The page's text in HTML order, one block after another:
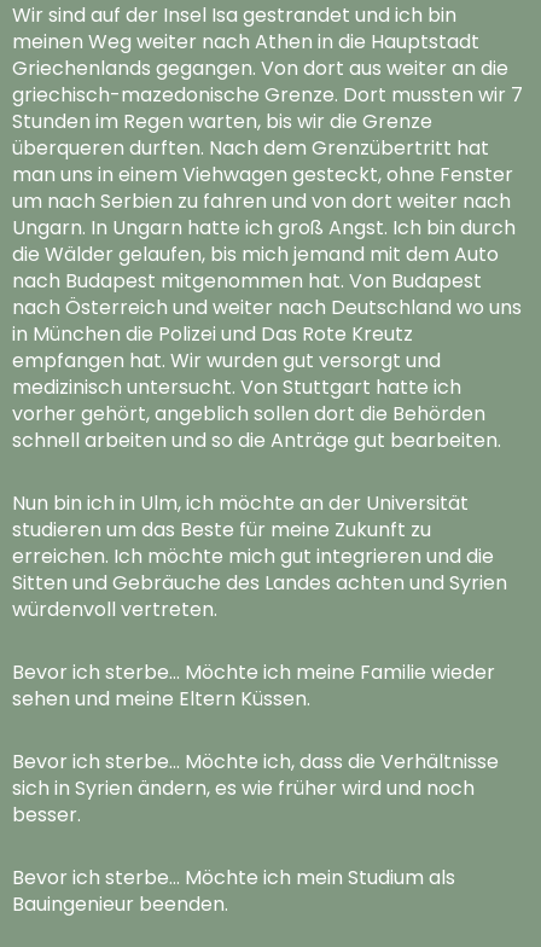
Wir sind auf der Insel Isa gestrandet und ich bin
meinen Weg weiter nach Athen in die Hauptstadt
Griechenlands gegangen. Von dort aus weiter an die
griechisch-mazedonische Grenze. Dort mussten wir 7
Stunden im Regen warten, bis wir die Grenze
überqueren durften. Nach dem Grenzübertritt hat
man uns in einem Viehwagen gesteckt, ohne Fenster
um nach Serbien zu fahren und von dort weiter nach
Ungarn. In Ungarn hatte ich groß Angst. Ich bin durch
die Wälder gelaufen, bis mich jemand mit dem Auto
nach Budapest mitgenommen hat. Von Budapest
nach Österreich und weiter nach Deutschland wo uns
in München die Polizei und Das Rote Kreutz
empfangen hat. Wir wurden gut versorgt und
medizinisch untersucht. Von Stuttgart hatte ich
vorher gehört, angeblich sollen dort die Behörden
schnell arbeiten und so die Anträge gut bearbeiten.
Nun bin ich in Ulm, ich möchte an der Universität
studieren um das Beste für meine Zukunft zu
erreichen. Ich möchte mich gut integrieren und die
Sitten und Gebräuche des Landes achten und Syrien
würdenvoll vertreten.
Bevor ich sterbe… Möchte ich meine Familie wieder
sehen und meine Eltern Küssen.
Bevor ich sterbe… Möchte ich, dass die Verhältnisse
sich in Syrien ändern, es wie früher wird und noch
besser.
Bevor ich sterbe… Möchte ich mein Studium als
Bauingenieur beenden.